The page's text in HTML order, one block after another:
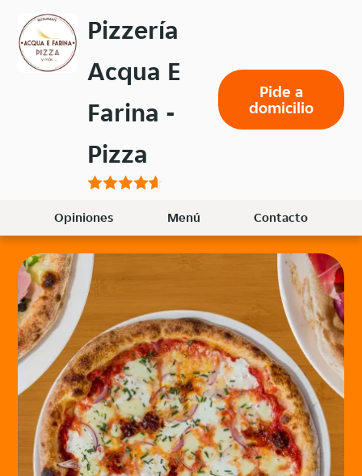
menú
principal
Pizzería
Acqua E
Farina -
Pizza
Pide a
domicilio
Opiniones Menú Contacto